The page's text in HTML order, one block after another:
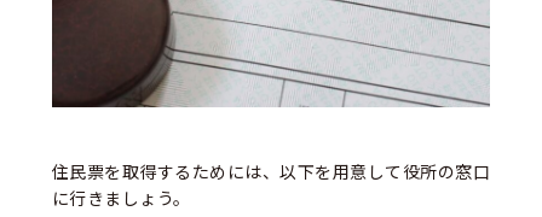
住民票を取得するためには、以下を用意して役所の窓口
に行きましょう。